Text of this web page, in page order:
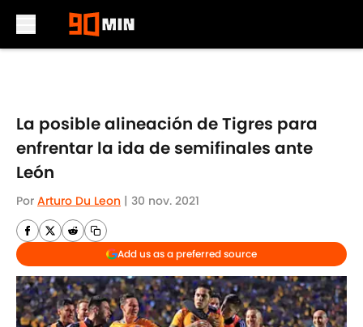
La posible alineación de Tigres para
enfrentar la ida de semifinales ante
León
Por Arturo Du Leon | 30 nov. 2021
Add us as a preferred source